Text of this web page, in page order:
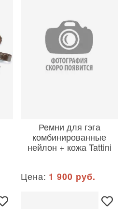
Ремни для гэга
комбинированные
нейлон + кожа Tattini
Цена: 1 900 руб.